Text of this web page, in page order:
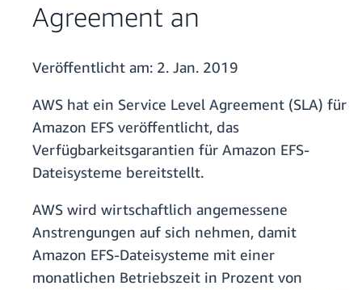
Agreement an
Veröffentlicht am: 2. Jan. 2019
AWS hat ein Service Level Agreement (SLA) für
Amazon EFS veröffentlicht, das
Verfügbarkeitsgarantien für Amazon EFS-
Dateisysteme bereitstellt.
AWS wird wirtschaftlich angemessene
Anstrengungen auf sich nehmen, damit
Amazon EFS-Dateisysteme mit einer
monatlichen Betriebszeit in Prozent von